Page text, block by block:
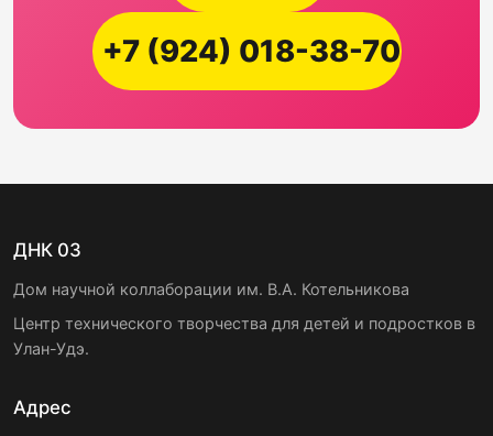
+7 (924) 018-38-70
ДНК 03
Дом научной коллаборации им. В.А. Котельникова
Центр технического творчества для детей и подростков в
Улан-Удэ.
Адрес